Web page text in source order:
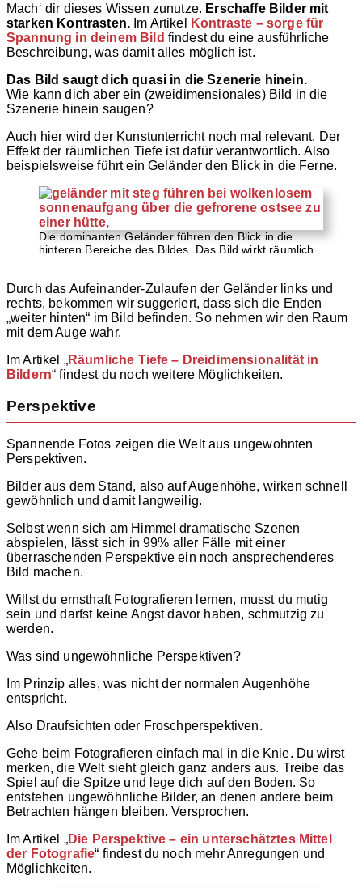
Mach‘ dir dieses Wissen zunutze. Erschaffe Bilder mit
starken Kontrasten. Im Artikel
Kontraste – sorge für
Spannung in deinem Bild findest du eine ausführliche
Beschreibung, was damit alles möglich ist.
Das Bild saugt dich quasi in die Szenerie hinein.
Wie kann dich aber ein (zweidimensionales) Bild in die
Szenerie hinein saugen?
Auch hier wird der Kunstunterricht noch mal relevant. Der
Effekt der räumlichen Tiefe ist dafür verantwortlich. Also
beispielsweise führt ein Geländer den Blick in die Ferne.
Die dominanten Geländer führen den Blick in die
hinteren Bereiche des Bildes. Das Bild wirkt räumlich.
Durch das Aufeinander-Zulaufen der Geländer links und
rechts, bekommen wir suggeriert, dass sich die Enden
„weiter hinten“ im Bild befinden. So nehmen wir den Raum
mit dem Auge wahr.
Im Artikel „Räumliche Tiefe – Dreidimensionalität in
Bildern“ findest du noch weitere Möglichkeiten.
Perspektive
Spannende Fotos zeigen die Welt aus ungewohnten
Perspektiven.
Bilder aus dem Stand, also auf Augenhöhe, wirken schnell
gewöhnlich und damit langweilig.
Selbst wenn sich am Himmel dramatische Szenen
abspielen, lässt sich in 99% aller Fälle mit einer
überraschenden Perspektive ein noch ansprechenderes
Bild machen.
Willst du ernsthaft Fotografieren lernen, musst du mutig
sein und darfst keine Angst davor haben, schmutzig zu
werden.
Was sind ungewöhnliche Perspektiven?
Im Prinzip alles, was nicht der normalen Augenhöhe
entspricht.
Also Draufsichten oder Froschperspektiven.
Gehe beim Fotografieren einfach mal in die Knie. Du wirst
merken, die Welt sieht gleich ganz anders aus. Treibe das
Spiel auf die Spitze und lege dich auf den Boden. So
entstehen ungewöhnliche Bilder, an denen andere beim
Betrachten hängen bleiben. Versprochen.
Im Artikel „Die Perspektive – ein unterschätztes Mittel
der Fotografie“ findest du noch mehr Anregungen und
Möglichkeiten.